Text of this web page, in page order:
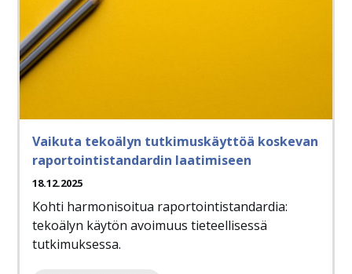
Vaikuta tekoälyn tutkimuskäyttöä koskevan
raportointistandardin laatimiseen
18.12.2025
Kohti harmonisoitua raportointistandardia:
tekoälyn käytön avoimuus tieteellisessä
tutkimuksessa.